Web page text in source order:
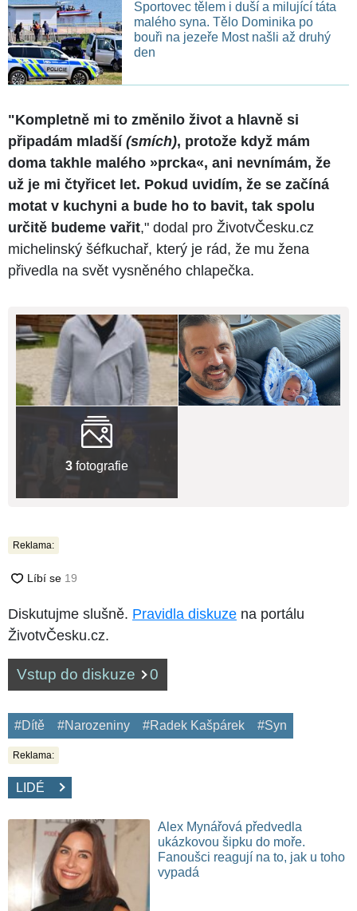
Sportovec tělem i duší a milující táta
malého syna. Tělo Dominika po
bouři na jezeře Most našli až druhý
den
"Kompletně mi to změnilo život a hlavně si
připadám mladší (smích), protože když mám
doma takhle malého »prcka«, ani nevnímám, že
už je mi čtyřicet let. Pokud uvidím, že se začíná
motat v kuchyni a bude ho to bavit, tak spolu
určitě budeme vařit," dodal pro ŽivotvČesku.cz
michelinský šéfkuchař, který je rád, že mu žena
přivedla na svět vysněného chlapečka.
3 fotografie
Reklama:
Diskutujme slušně. Pravidla diskuze na portálu
ŽivotvČesku.cz.
Vstup do diskuze 0
#Dítě #Narozeniny #Radek Kašpárek #Syn
Reklama:
LIDÉ
Alex Mynářová předvedla
ukázkovou šipku do moře.
Fanoušci reagují na to, jak u toho
vypadá